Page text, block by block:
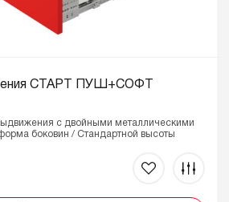
СТАРТ ПУШ+СОФТ
с двойными металлическими
боковин / Стандартной высоты